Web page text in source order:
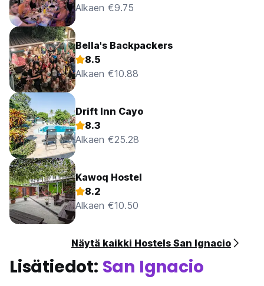
Alkaen €9.75
Bella's Backpackers
8.5
Alkaen €10.88
Drift Inn Cayo
8.3
Alkaen €25.28
Kawoq Hostel
8.2
Alkaen €10.50
Näytä kaikki Hostels San Ignacio
Lisätiedot: San Ignacio